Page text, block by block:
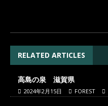
RELATED ARTICLES
高島の泉 滋賀県
2024年2月15日 FOREST